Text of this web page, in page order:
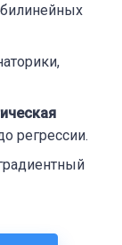
регрессии.